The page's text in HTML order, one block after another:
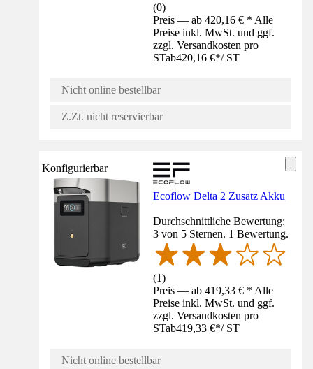
(0)
Preis — ab 420,16 € * Alle
Preise inkl. MwSt. und ggf.
zzgl. Versandkosten pro
STab420,16 €*/ ST
Nicht online bestellbar
Z.Zt. nicht reservierbar
Konfigurierbar
Ecoflow Delta 2 Zusatz Akku
Durchschnittliche Bewertung:
3 von 5 Sternen. 1 Bewertung.
(1)
Preis — ab 419,33 € * Alle
Preise inkl. MwSt. und ggf.
zzgl. Versandkosten pro
STab419,33 €*/ ST
Nicht online bestellbar